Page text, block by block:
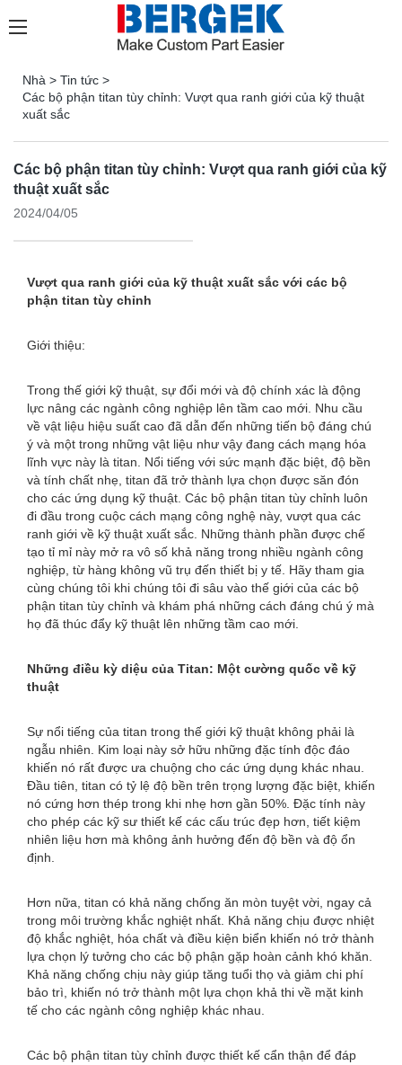
Nhà > Tin tức >
Các bộ phận titan tùy chỉnh: Vượt qua ranh giới của kỹ thuật
xuất sắc
Các bộ phận titan tùy chỉnh: Vượt qua ranh giới của kỹ
thuật xuất sắc
2024/04/05
Vượt qua ranh giới của kỹ thuật xuất sắc với các bộ
phận titan tùy chỉnh
Giới thiệu:
Trong thế giới kỹ thuật, sự đổi mới và độ chính xác là động
lực nâng các ngành công nghiệp lên tầm cao mới. Nhu cầu
về vật liệu hiệu suất cao đã dẫn đến những tiến bộ đáng chú
ý và một trong những vật liệu như vậy đang cách mạng hóa
lĩnh vực này là titan. Nổi tiếng với sức mạnh đặc biệt, độ bền
và tính chất nhẹ, titan đã trở thành lựa chọn được săn đón
cho các ứng dụng kỹ thuật. Các bộ phận titan tùy chỉnh luôn
đi đầu trong cuộc cách mạng công nghệ này, vượt qua các
ranh giới về kỹ thuật xuất sắc. Những thành phần được chế
tạo tỉ mỉ này mở ra vô số khả năng trong nhiều ngành công
nghiệp, từ hàng không vũ trụ đến thiết bị y tế. Hãy tham gia
cùng chúng tôi khi chúng tôi đi sâu vào thế giới của các bộ
phận titan tùy chỉnh và khám phá những cách đáng chú ý mà
họ đã thúc đẩy kỹ thuật lên những tầm cao mới.
Những điều kỳ diệu của Titan: Một cường quốc về kỹ
thuật
Sự nổi tiếng của titan trong thế giới kỹ thuật không phải là
ngẫu nhiên. Kim loại này sở hữu những đặc tính độc đáo
khiến nó rất được ưa chuộng cho các ứng dụng khác nhau.
Đầu tiên, titan có tỷ lệ độ bền trên trọng lượng đặc biệt, khiến
nó cứng hơn thép trong khi nhẹ hơn gần 50%. Đặc tính này
cho phép các kỹ sư thiết kế các cấu trúc đẹp hơn, tiết kiệm
nhiên liệu hơn mà không ảnh hưởng đến độ bền và độ ổn
định.
Hơn nữa, titan có khả năng chống ăn mòn tuyệt vời, ngay cả
trong môi trường khắc nghiệt nhất. Khả năng chịu được nhiệt
độ khắc nghiệt, hóa chất và điều kiện biển khiến nó trở thành
lựa chọn lý tưởng cho các bộ phận gặp hoàn cảnh khó khăn.
Khả năng chống chịu này giúp tăng tuổi thọ và giảm chi phí
bảo trì, khiến nó trở thành một lựa chọn khả thi về mặt kinh
tế cho các ngành công nghiệp khác nhau.
Các bộ phận titan tùy chỉnh được thiết kế cẩn thận để đáp